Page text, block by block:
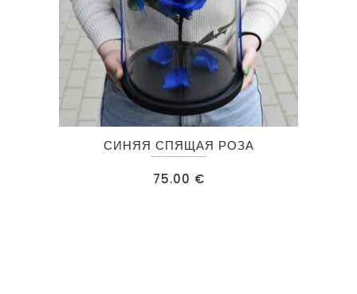
СИНЯЯ СПЯЩАЯ РОЗА
75.00 €